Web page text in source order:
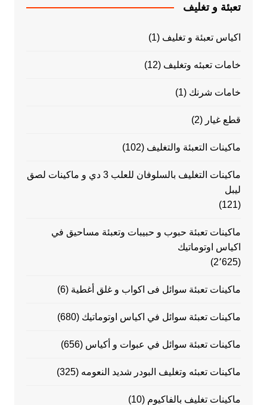
تعبئة و تغليف
اكياس تعبئة و تغليف (1)
خامات تعبئه وتغليف (12)
خامات شرنك (1)
قطع غيار (2)
ماكينات التعبئة والتغليف (102)
ماكينات التغليف بالسلوفان للعلب 3 دي و ماكينات لصق
ليبل
(121)
ماكينات تعبئة حبوب و حبيبات وتعبئة مساحيق في
اكياس اوتوماتيك
(2٬625)
ماكينات تعبئة سوائل فى اكواب و غلق أغطية (6)
ماكينات تعبئة سوائل في اكياس اوتوماتيك (680)
ماكينات تعبئة سوائل في عبوات و أكياس (656)
ماكينات تعبئه وتغليف البودر شديد النعومه (325)
ماكينات تغليف بالفاكيوم (10)